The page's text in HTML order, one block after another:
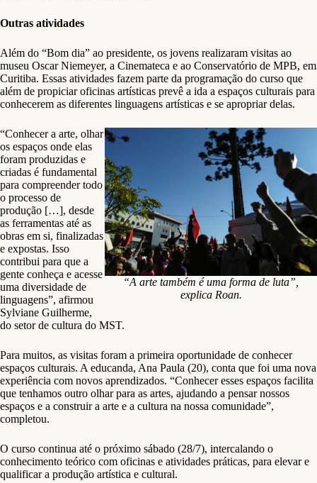
Outras atividades
Além do “Bom dia” ao presidente, os jovens realizaram visitas ao
museu Oscar Niemeyer, a Cinemateca e ao Conservatório de MPB, em
Curitiba. Essas atividades fazem parte da programação do curso que
além de propiciar oficinas artísticas prevê a ida a espaços culturais para
conhecerem as diferentes linguagens artísticas e se apropriar delas.
“A arte também é uma forma de luta”,
explica Roan.
“Conhecer a arte, olhar
os espaços onde elas
foram produzidas e
criadas é fundamental
para compreender todo
o processo de
produção […], desde
as ferramentas até as
obras em si, finalizadas
e expostas. Isso
contribui para que a
gente conheça e acesse
uma diversidade de
linguagens”, afirmou
Sylviane Guilherme,
do setor de cultura do MST.
Para muitos, as visitas foram a primeira oportunidade de conhecer
espaços culturais. A educanda, Ana Paula (20), conta que foi uma nova
experiência com novos aprendizados. “Conhecer esses espaços facilita
que tenhamos outro olhar para as artes, ajudando a pensar nossos
espaços e a construir a arte e a cultura na nossa comunidade”,
completou.
O curso continua até o próximo sábado (28/7), intercalando o
conhecimento teórico com oficinas e atividades práticas, para elevar e
qualificar a produção artística e cultural.